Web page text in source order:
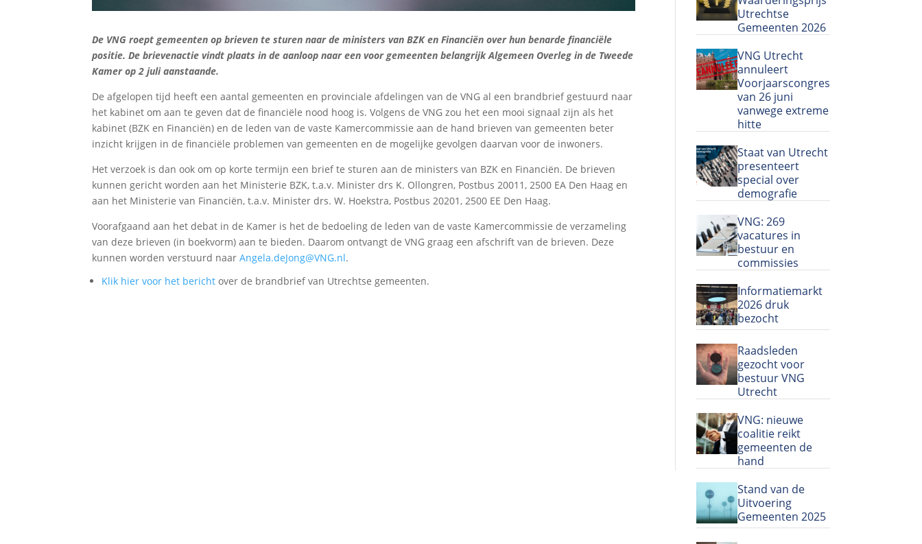
De VNG roept gemeenten op brieven te sturen naar de ministers van BZK en Financiën over hun benarde financiële
positie. De brievenactie vindt plaats in de aanloop naar een voor gemeenten belangrijk Algemeen Overleg in de Tweede
Kamer op 2 juli aanstaande.
De afgelopen tijd heeft een aantal gemeenten en provinciale afdelingen van de VNG al een brandbrief gestuurd naar
het kabinet om aan te geven dat de financiële nood hoog is. Volgens de VNG zou het een mooi signaal zijn als het
kabinet (BZK en Financiën) en de leden van de vaste Kamercommissie aan de hand brieven van gemeenten beter
inzicht krijgen in de financiële problemen van gemeenten en de mogelijke gevolgen daarvan voor de inwoners.
Het verzoek is dan ook om op korte termijn een brief te sturen aan de ministers van BZK en Financiën. De brieven
kunnen gericht worden aan het Ministerie BZK, t.a.v. Minister drs K. Ollongren, Postbus 20011, 2500 EA Den Haag en
aan het Ministerie van Financiën, t.a.v. Minister drs. W. Hoekstra, Postbus 20201, 2500 EE Den Haag.
Voorafgaand aan het debat in de Kamer is het de bedoeling de leden van de vaste Kamercommissie de verzameling
van deze brieven (in boekvorm) aan te bieden. Daarom ontvangt de VNG graag een afschrift van de brieven. Deze
kunnen worden verstuurd naarAngela.deJong@VNG.nl.
Klik hier voor het bericht over de brandbrief van Utrechtse gemeenten.
Utrechtse
Gemeenten 2026
VNG Utrecht
annuleert
Voorjaarscongres
van 26 juni
vanwege extreme
hitte
Staat van Utrecht
presenteert
special over
demografie
VNG: 269
vacatures in
bestuur en
commissies
Informatiemarkt
2026 druk
bezocht
Raadsleden
gezocht voor
bestuur VNG
Utrecht
VNG: nieuwe
coalitie reikt
gemeenten de
hand
Stand van de
Uitvoering
Gemeenten 2025